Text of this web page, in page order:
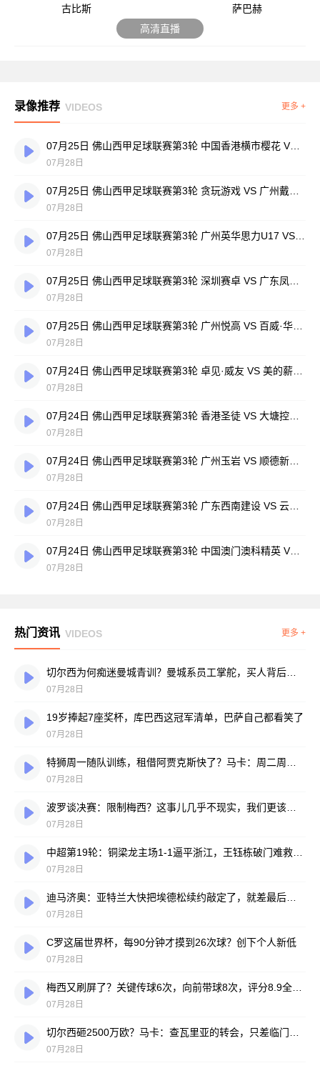
古比斯
萨巴赫
高清直播
录像推荐 VIDEOS 更多 +
07月25日 佛山西甲足球联赛第3轮 中国香港横市樱花 VS 吉图省实青年 全场录像
07月28日
07月28日
07月28日
07月28日
07月28日
07月28日
07月28日
07月28日
07月28日
07月24日 佛山西甲足球联赛第3轮 中国澳门澳科精英 VS 藝品高國際 全场录像
07月28日
热门资讯 VIDEOS 更多 +
07月28日
19岁捧起7座奖杯，库巴西这冠军清单，巴萨自己都看笑了
07月28日
07月28日
07月28日
07月28日
07月28日
C罗这届世界杯，每90分钟才摸到26次球？创下个人新低
07月28日
07月28日
07月28日